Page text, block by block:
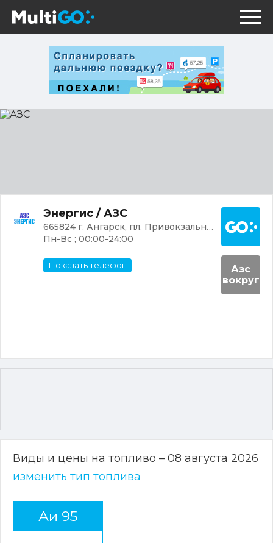
АЗС
Энергис / АЗС
665824 г. Ангарск, пл. Привокзальная, 4
Пн-Вс ; 00:00-24:00
Показать телефон
Азс
вокруг
Виды и цены на топливо – 08 августа 2026
изменить тип топлива
Аи 95